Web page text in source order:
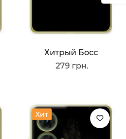
Хитрый Босс
279 грн.
Хит